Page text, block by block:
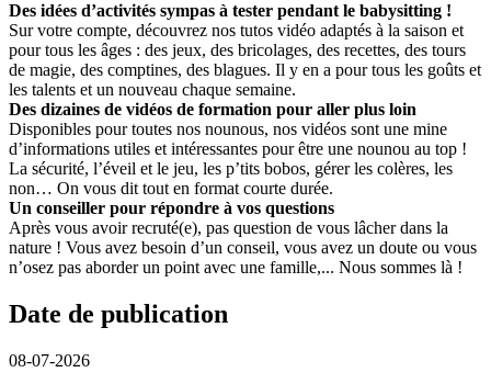
Des idées d’activités sympas à tester pendant le babysitting !
Sur votre compte, découvrez nos tutos vidéo adaptés à la saison et
pour tous les âges : des jeux, des bricolages, des recettes, des tours
de magie, des comptines, des blagues. Il y en a pour tous les goûts et
les talents et un nouveau chaque semaine.
Des dizaines de vidéos de formation pour aller plus loin
Disponibles pour toutes nos nounous, nos vidéos sont une mine
d’informations utiles et intéressantes pour être une nounou au top !
La sécurité, l’éveil et le jeu, les p’tits bobos, gérer les colères, les
non… On vous dit tout en format courte durée.
Un conseiller pour répondre à vos questions
Après vous avoir recruté(e), pas question de vous lâcher dans la
nature ! Vous avez besoin d’un conseil, vous avez un doute ou vous
n’osez pas aborder un point avec une famille,... Nous sommes là !
Date de publication
08-07-2026